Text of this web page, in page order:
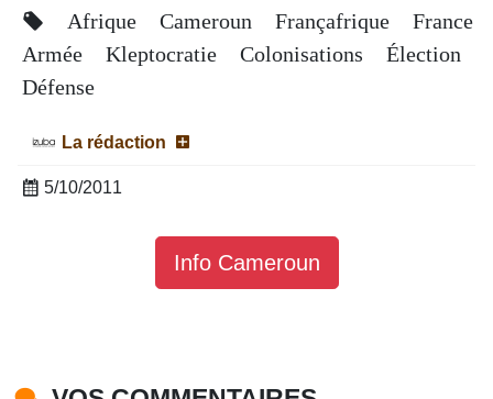
Afrique Cameroun Françafrique
France
Armée
Kleptocratie Colonisations
Élection
Défense
La rédaction
5/10/2011
Info Cameroun